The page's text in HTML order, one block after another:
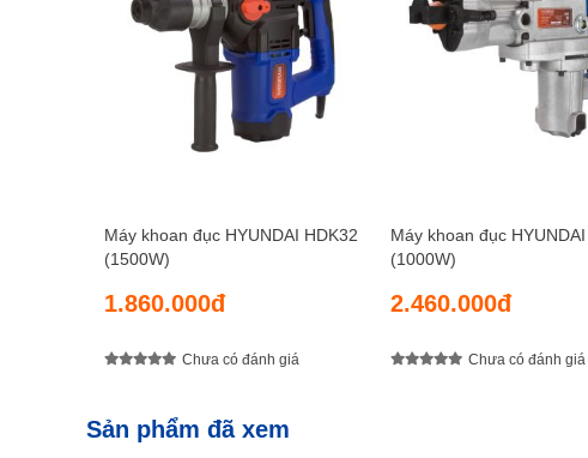
Máy khoan đục HYUNDAI HDK32
(1500W)
1.860.000đ
Chưa có đánh giá
Máy khoan đục
(1000W)
2.460.000đ
Chưa có đánh giá
Sản phẩm đã xem